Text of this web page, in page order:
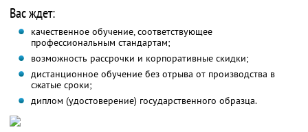
Вас ждет:
качественное обучение, соответствующее
профессиональным стандартам;
возможность рассрочки и корпоративные скидки;
дистанционное обучение без отрыва от производства в
сжатые сроки;
диплом (удостоверение) государственного образца.